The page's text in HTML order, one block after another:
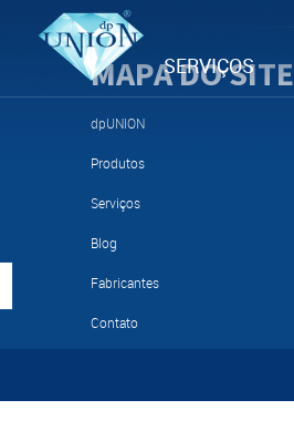
SERVIÇOS
MAPA DO SITE
dpUNION
Produtos
Serviços
Blog
Fabricantes
Contato